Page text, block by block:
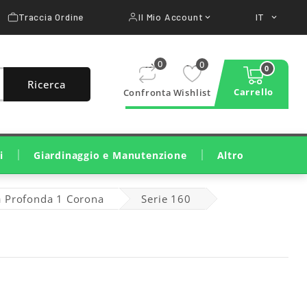
Traccia Ordine Il Mio Account IT
Ricerca

Confronta
0 
Wishlist
0 0
Carrello
Giardinaggio e Manutenzione Altro
Profonda 1 Corona Serie 160